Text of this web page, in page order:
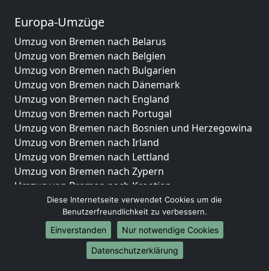
Europa-Umzüge
Umzug von Bremen nach Belarus
Umzug von Bremen nach Belgien
Umzug von Bremen nach Bulgarien
Umzug von Bremen nach Dänemark
Umzug von Bremen nach England
Umzug von Bremen nach Portugal
Umzug von Bremen nach Bosnien und Herzegowina
Umzug von Bremen nach Irland
Umzug von Bremen nach Lettland
Umzug von Bremen nach Zypern
Umzug von Bremen nach Kroatien
Umzug von Bremen nach Estland
Umzug von Bremen nach Finnland
Umzug von Bremen nach Frankreich
Umzug von Bremen nach Griechenland
Umzug von Bremen nach Italien
Diese Internetseite verwendet Cookies um die
Benutzerfreundlichkeit zu verbessern.
Einverstanden
Nur notwendige Cookies
Datenschutzerklärung